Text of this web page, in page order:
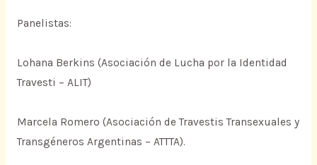
Panelistas:
Lohana Berkins (Asociación de Lucha por la Identidad
Travesti – ALIT)
Marcela Romero (Asociación de Travestis Transexuales y
Transgéneros Argentinas – ATTTA).